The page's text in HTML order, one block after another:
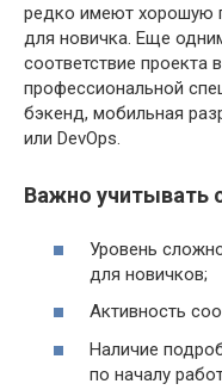
редко имеют хорошую
для новичка. Еще
соответствие проекта
профессиональной
бэкенд, мобильная
или DevOps.
Важно учитывать
Уровень
для новичков;
Активность
Наличие
по началу